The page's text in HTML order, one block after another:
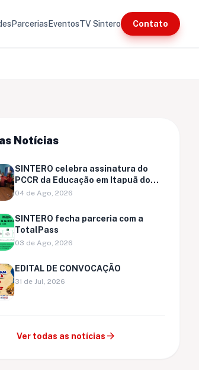
Parcerias EventosTV Sintero Contato
Notícias
SINTERO celebra assinatura do
PCCR da Educação em Itapuã do
Oeste
04 de Ago, 2026
SINTERO fecha parceria com a
TotalPass
03 de Ago, 2026
EDITAL DE CONVOCAÇÃO
31 de Jul, 2026
Ver todas as notícias arrow_forward